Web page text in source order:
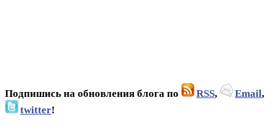
Подпишись на обновления блога по RSS, Email,
twitter!